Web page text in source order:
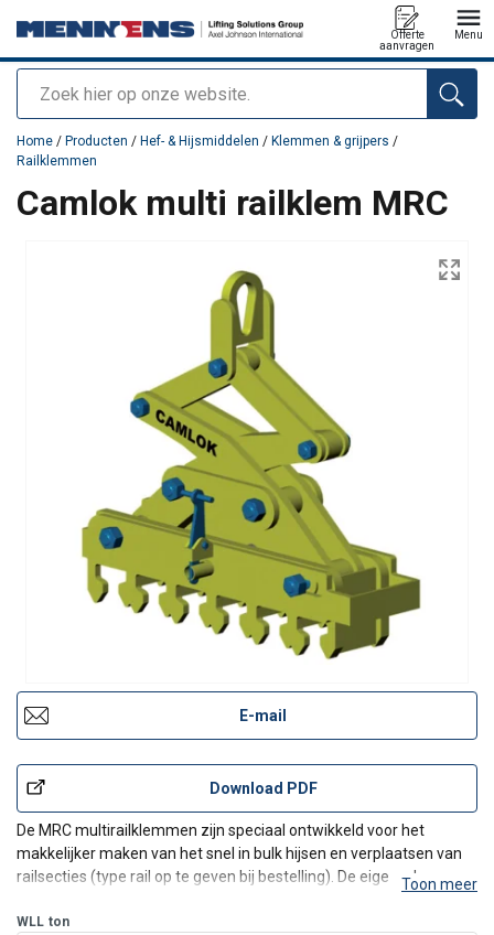
Zoeken
Offerte
aanvragen
Menu
toegevoegd aan uw offerte
Home / Producten / Hef- & Hijsmiddelen / Klemmen & grijpers /
Railklemmen
Camlok multi railklem MRC
E-mail
Download PDF
De MRC multirailklemmen zijn speciaal ontwikkeld voor het
makkelijker maken van het snel in bulk hijsen en verplaatsen van
railsecties (type rail op te geven bij bestelling). De eigenschappen
van de MR-klemmen. Bijkomend voordeel is dat d
Toon meer
WLL ton